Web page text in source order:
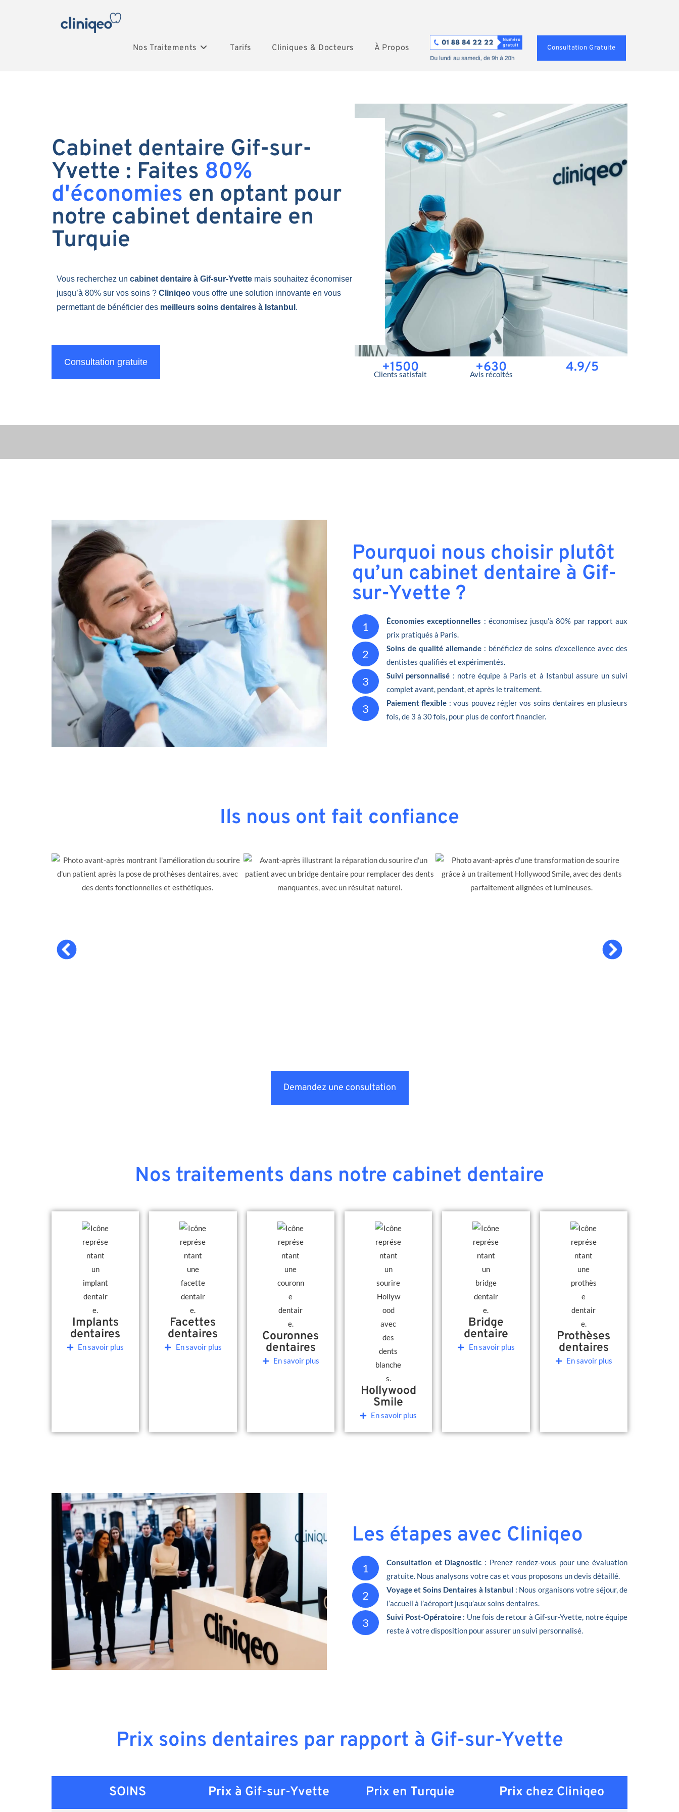
Nos Traitements Tarifs Cliniques & Docteurs À Propos Consultation Gratuite
Cabinet dentaire Gif-sur-
Yvette : Faites 80%
d'économies en optant pour
notre cabinet dentaire en
Turquie
Vous recherchez un cabinet dentaire à Gif-sur-Yvette mais souhaitez économiser
jusqu’à 80% sur vos soins ? Cliniqeo vous offre une solution innovante en vous
permettant de bénéficier des meilleurs soins dentaires à Istanbul .
Consultation gratuite +1500
Clients satisfait +630
Avis récoltés 4.9/5
Pourquoi nous choisir plutôt
qu’un cabinet dentaire à Gif-
sur-Yvette ?
1 Économies exceptionnelles : économisez jusqu’à 80% par rapport aux
prix pratiqués à Paris.
2 Soins de qualité allemande: bénéficiez de soins d’excellence avec des
dentistes qualifiés et expérimentés.
3 Suivi personnalisé : notre équipe à Paris et à Istanbul assure un suivi
complet avant, pendant, et après le traitement.
3 Paiement flexible : vous pouvez régler vos soins dentaires en plusieurs
fois, de 3 à 30 fois, pour plus de confort financier.
Ils nous ont fait confiance
Demandez une consultation
Nos traitements dans notre cabinet dentaire
Implants
dentaires
En savoir plus
Facettes
dentaires
En savoir plus
Couronnes
dentaires
En savoir plus
Hollywood
Smile
En savoir plus
Bridge
dentaire
En savoir plus
Prothèses
dentaires
En savoir plus
Les étapes avec Cliniqeo
1 Consultation et Diagnostic : Prenez rendez-vous pour une évaluation
gratuite. Nous analysons votre cas et vous proposons un devis détaillé.
2 Voyage et Soins Dentaires à Istanbul : Nous organisons votre séjour, de
l’accueil à l’aéroport jusqu’aux soins dentaires.
3 Suivi Post-Opératoire : Une fois de retour à Gif-sur-Yvette, notre équipe
reste à votre disposition pour assurer un suivi personnalisé.
Prix soins dentaires par rapport à Gif-sur-Yvette
SOINS Prix à Gif-sur-Yvette Prix en Turquie Prix chez Cliniqeo